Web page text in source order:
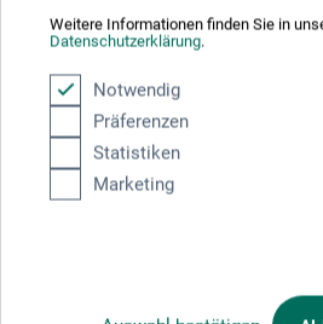
Weitere Informationen finden Sie in
Datenschutzerklärung.
Notwendig
Präferenzen
Statistiken
Marketing
Kunden